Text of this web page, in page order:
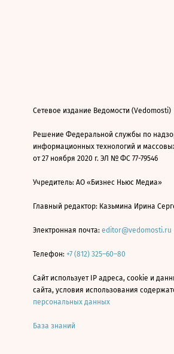
Сетевое издание Ведомости (Vedomosti)
Решение Федеральной службы по
информационных технологий и
от 27 ноября 2020 г. ЭЛ № ФС 77-79546
Учредитель: АО «Бизнес Ньюс Медиа»
Главный редактор: Казьмина Ирина
Электронная почта: editor@vedomosti.ru
Телефон: +7 (812) 325–60–80
Сайт использует IP адреса, cookie и
сайта, условия использования
персональных данных
База знаний